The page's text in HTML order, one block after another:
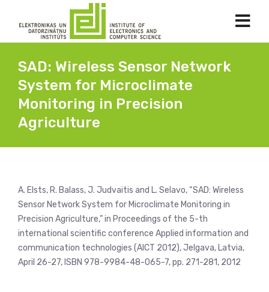
SAD: Wireless Sensor Network
System for Microclimate
Monitoring in Precision
Agriculture
A. Elsts, R. Balass, J. Judvaitis and L. Selavo, “SAD: Wireless
Sensor Network System for Microclimate Monitoring in
Precision Agriculture,” in Proceedings of the 5-th
international scientific conference Applied information and
communication technologies (AICT 2012), Jelgava, Latvia,
April 26-27, ISBN 978-9984-48-065-7, pp. 271-281, 2012